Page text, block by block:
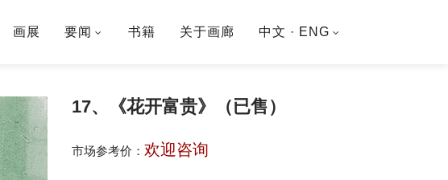
画展 要闻 书籍 关于画廊 中文 · ENG
17、《花开富贵》（已售）
市场参考价： 欢迎咨询